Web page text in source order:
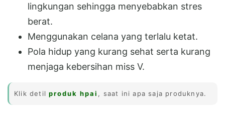
lingkungan sehingga menyebabkan stres
berat.
Menggunakan celana yang terlalu ketat.
Pola hidup yang kurang sehat serta kurang
menjaga kebersihan miss V.
Klik detilproduk hpai , saat ini apa saja produknya.